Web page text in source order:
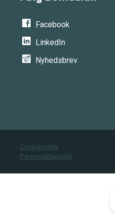
Facebook
LinkedIn
Nyhedsbrev
Cookiepolitik
Persondatapolitik